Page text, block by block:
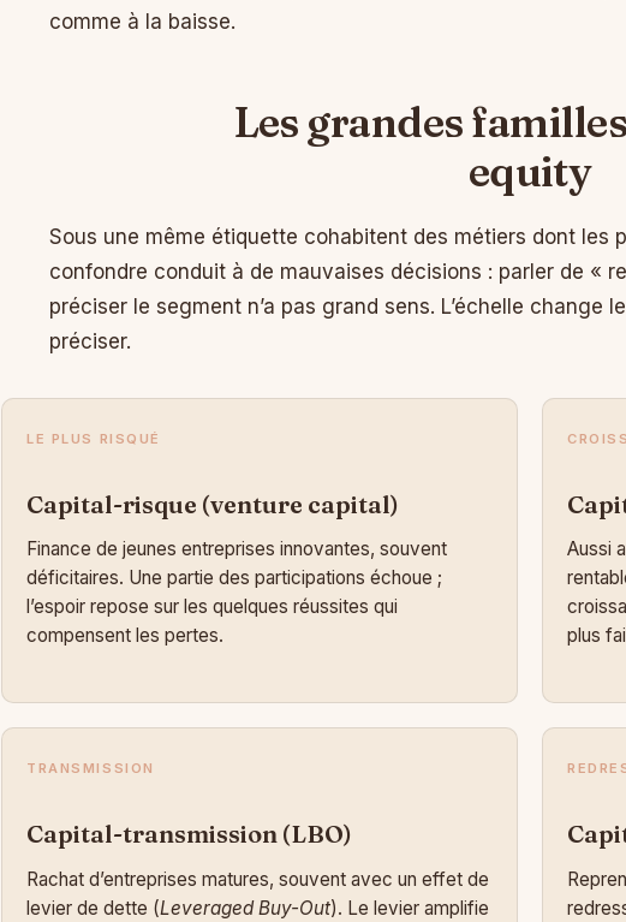
comme à la baisse.
Les grandes
equity
Sous une même étiquette cohabitent des métiers dont les
confondre conduit à de mauvaises décisions : parler de «
préciser le segment n’a pas grand sens. L’échelle change
préciser.
LE PLUS RISQUÉ
Capital-risque (venture capital)
Finance de jeunes entreprises innovantes, souvent
déficitaires. Une partie des participations échoue ;
l’espoir repose sur les quelques réussites qui
compensent les pertes.
Aussi
plus
TRANSMISSION
Capital-transmission (LBO)
Rachat d’entreprises matures, souvent avec un effet de
levier de dette (Leveraged Buy-Out). Le levier amplifie